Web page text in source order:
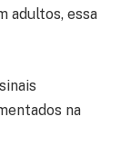
adultos, essa
na